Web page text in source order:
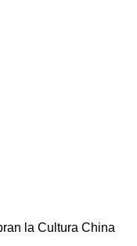
la Cultura China